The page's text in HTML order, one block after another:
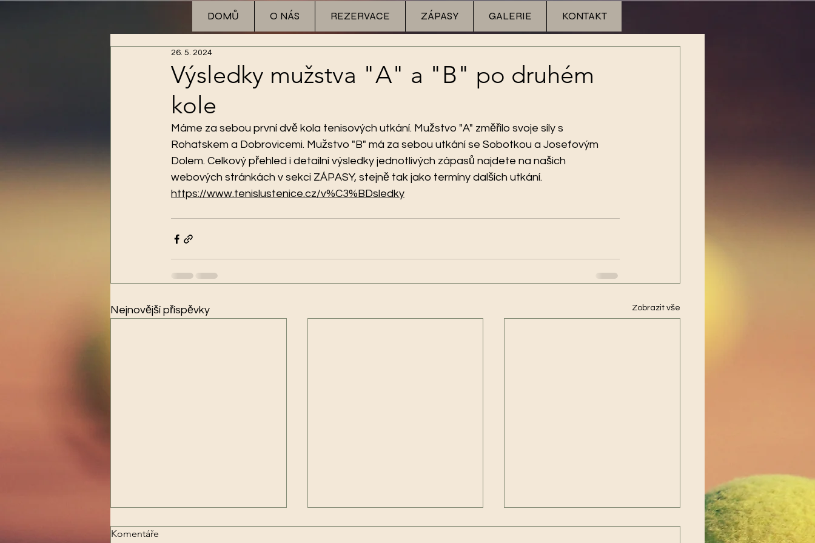
DOMŮ O NÁS REZERVACE ZÁPASY GALERIE KONTAKT
Výsledky mužstva "A" a "B" po druhém
kole
26. 5. 2024
Máme za sebou první dvě kola tenisových utkání. Mužstvo "A" změřilo svoje síly s
Rohatskem a Dobrovicemi. Mužstvo "B" má za sebou utkání se Sobotkou a Josefovým
Dolem. Celkový přehled i detailní výsledky jednotlivých zápasů najdete na našich
webových stránkách v sekci ZÁPASY, stejně tak jako termíny dalších utkání.
https://www.tenislustenice.cz/v%C3%BDsledky
Nejnovější příspěvky Zobrazit vše
Valná hromada TK Luštěnice
Komentáře